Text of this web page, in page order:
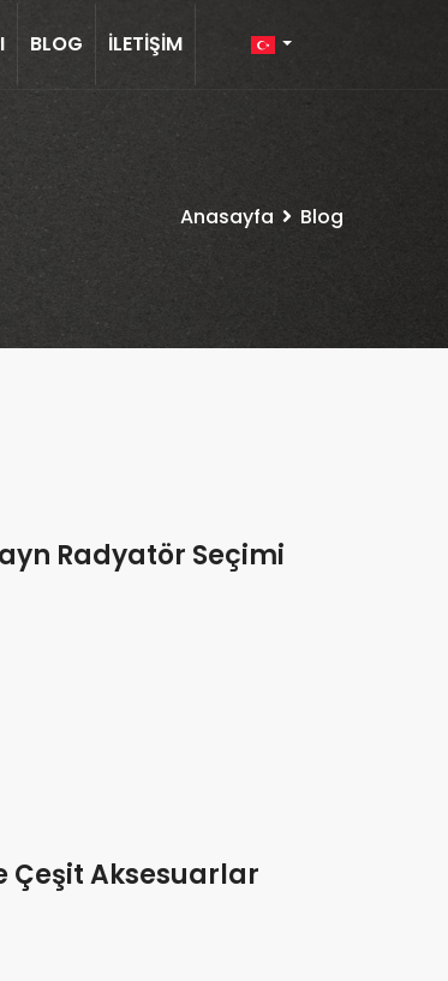
BLOG İLETIŞIM
Anasayfa Blog
Radyatör Seçimi
Çeşit Aksesuarlar